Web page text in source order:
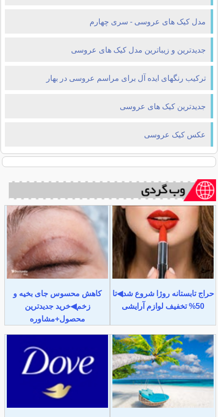
مدل کیک های عروسی - سری چهارم
جدیدترین و زیباترین مدل کیک های عروسی
ترکیب رنگهای ایده آل برای مراسم عروسی در بهار
جدیدترین کیک های عروسی
عکس کیک عروسی
حراج تابستانه روژا شروع شد◀تا
50% تخفیف لوازم آرایشی
کاهش محسوس جای بخیه و
زخم◀خرید جدیدترین
محصول+مشاوره